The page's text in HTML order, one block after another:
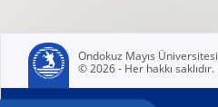
Ondokuz Mayıs Üniversitesi
© 2026 - Her hakkı saklıdır.